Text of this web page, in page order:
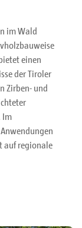
im Wald
einen
der Tiroler
Zirben- und
Im
auf regionale